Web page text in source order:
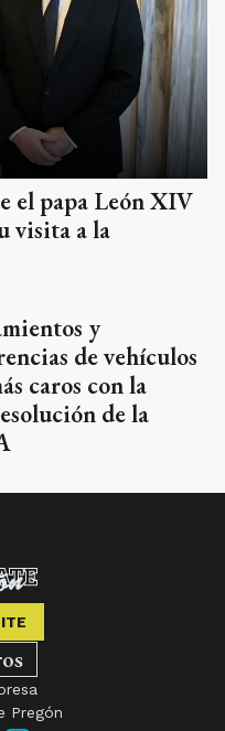
el papa León XIV
visita a la
y
de vehículos
caros con la
de la
Pregón